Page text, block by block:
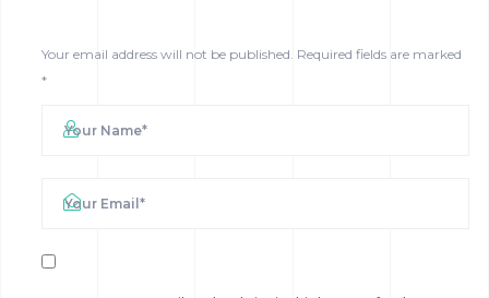
Your email address will not be published. Required fields are marked
*